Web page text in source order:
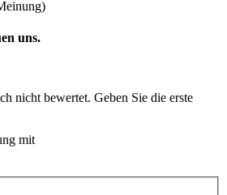
uns.
nicht bewertet. Geben Sie die erste
mit